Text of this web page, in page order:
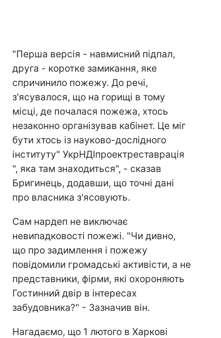
"Перша версія - навмисний підпал,
друга - коротке замикання, яке
спричинило пожежу. До речі,
з'ясувалося, що на горищі в тому
місці, де почалася пожежа, хтось
незаконно організував кабінет. Це міг
бути хтось із науково-дослідного
інституту" УкрНДІпроектреставрація
", яка там знаходиться", - сказав
Бригинець, додавши, що точні дані
про власника з'ясовують.
Сам нардеп не виключає
невипадковості пожежі. "Чи дивно,
що про задимлення і пожежу
повідомили громадські активісти, а не
представники, фірми, які охороняють
Гостинний двір в інтересах
забудовника?" - Зазначив він.
Нагадаємо, що 1 лютого в Харкові